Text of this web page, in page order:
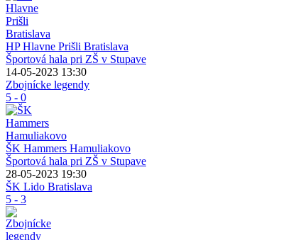
HP Hlavne Prišli Bratislava
Športová hala pri ZŠ v Stupave
14-05-2023 13:30
Zbojnícke legendy
5 - 0
ŠK Hammers Hamuliakovo
Športová hala pri ZŠ v Stupave
28-05-2023 19:30
ŠK Lido Bratislava
5 - 3